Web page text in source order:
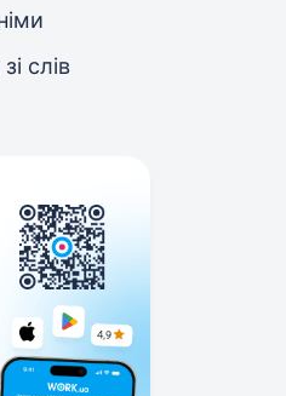
слів